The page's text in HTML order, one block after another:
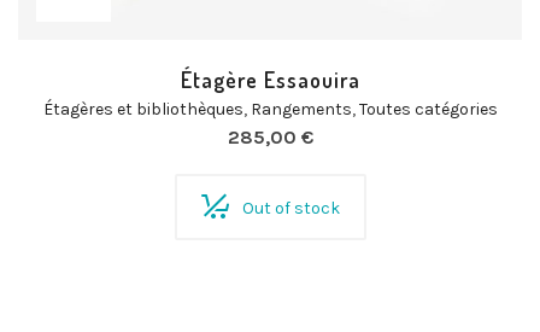
Étagère Essaouira
Étagères et bibliothèques, Rangements,Toutes catégories
285,00 €
Out of stock